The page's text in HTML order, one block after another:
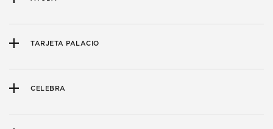
TARJETA PALACIO
CELEBRA